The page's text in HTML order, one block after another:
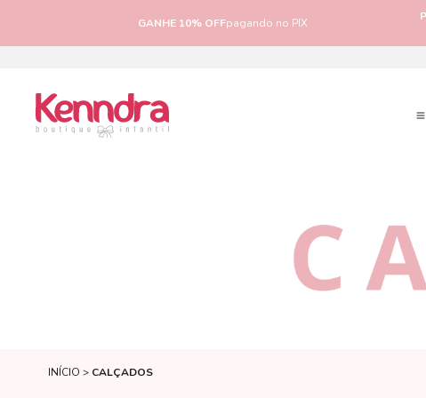
com cupom 10% OFF (não cumulativo com outras
promoções)
INÍCIO CALÇADOS